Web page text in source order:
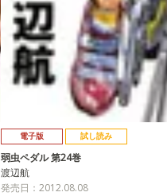
電子版 試し読み
弱虫ペダル 第24巻
渡辺航
発売日：2012.08.08